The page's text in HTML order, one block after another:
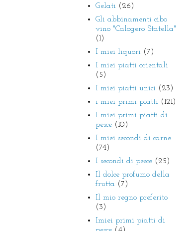
Gelati (26)
Gli abbinamenti cibo
vino "Calogero Statella"
(1)
I miei liquori (7)
I miei piatti orientali
(5)
I miei piatti unici (23)
i miei primi piatti (121)
I miei primi piatti di
pesce (10)
I miei secondi di carne
(74)
I secondi di pesce (25)
Il dolce profumo della
frutta (7)
Il mio regno preferito
(3)
Imiei primi piatti di